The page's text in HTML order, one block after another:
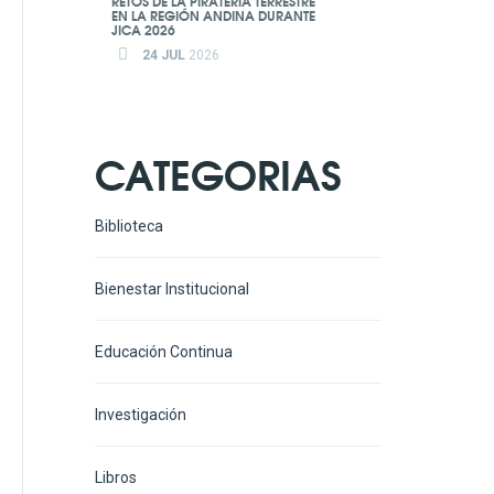
EN LA REGIÓN ANDINA DURANTE
JICA 2026
24 JUL 2026
CATEGORIAS
Biblioteca
Bienestar Institucional
Educación Continua
Investigación
Libros